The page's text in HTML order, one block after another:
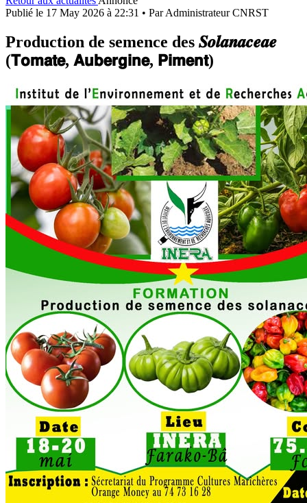
Publié le 17 May 2026 à 22:31 • Par Administrateur CNRST
Production de semence des 𝑺𝒐𝒍𝒂𝒏𝒂𝒄𝒆𝒂𝒆
(𝗧𝗼𝗺𝗮𝘁𝗲, 𝗔𝘂𝗯𝗲𝗿𝗴𝗶𝗻𝗲, 𝗣𝗶𝗺𝗲𝗻𝘁)